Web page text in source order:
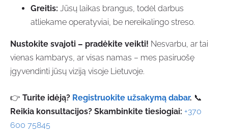
Greitis: Jūsų laikas brangus, todėl darbus
atliekame operatyviai, be nereikalingo streso.
Nustokite svajoti – pradėkite veikti! Nesvarbu, ar tai
vienas kambarys, ar visas namas – mes pasiruošę
įgyvendinti jūsų viziją visoje Lietuvoje.
👉 Turite idėją? Registruokite užsakymą dabar. 📞
Reikia konsultacijos? Skambinkite tiesiogiai: +370
600 75845